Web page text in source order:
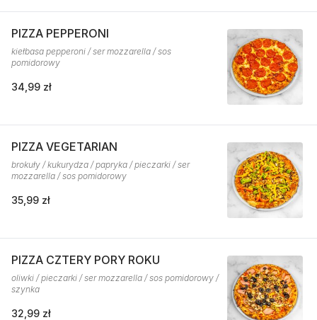
PIZZA PEPPERONI
kiełbasa pepperoni / ser mozzarella / sos
pomidorowy
34,99 zł
PIZZA VEGETARIAN
brokuły / kukurydza / papryka / pieczarki / ser
mozzarella / sos pomidorowy
35,99 zł
PIZZA CZTERY PORY ROKU
oliwki / pieczarki / ser mozzarella / sos pomidorowy /
szynka
32,99 zł